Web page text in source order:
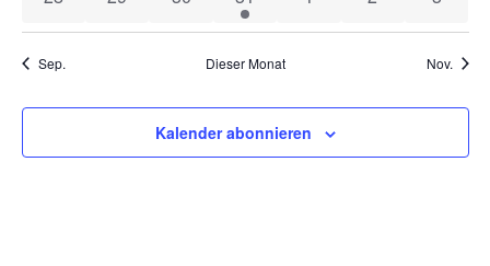
Sep. Dieser Monat Nov.
Kalender abonnieren